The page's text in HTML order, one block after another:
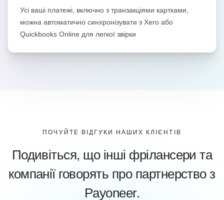
Усі ваші платежі, включно з транзакціями картками,
можна автоматично синхронізувати з Xero або
Quickbooks Online для легкої звірки
ПОЧУЙТЕ ВІДГУКИ НАШИХ КЛІЄНТІВ
Подивіться, що інші фрілансери та
компанії говорять про партнерство з
Payoneer.